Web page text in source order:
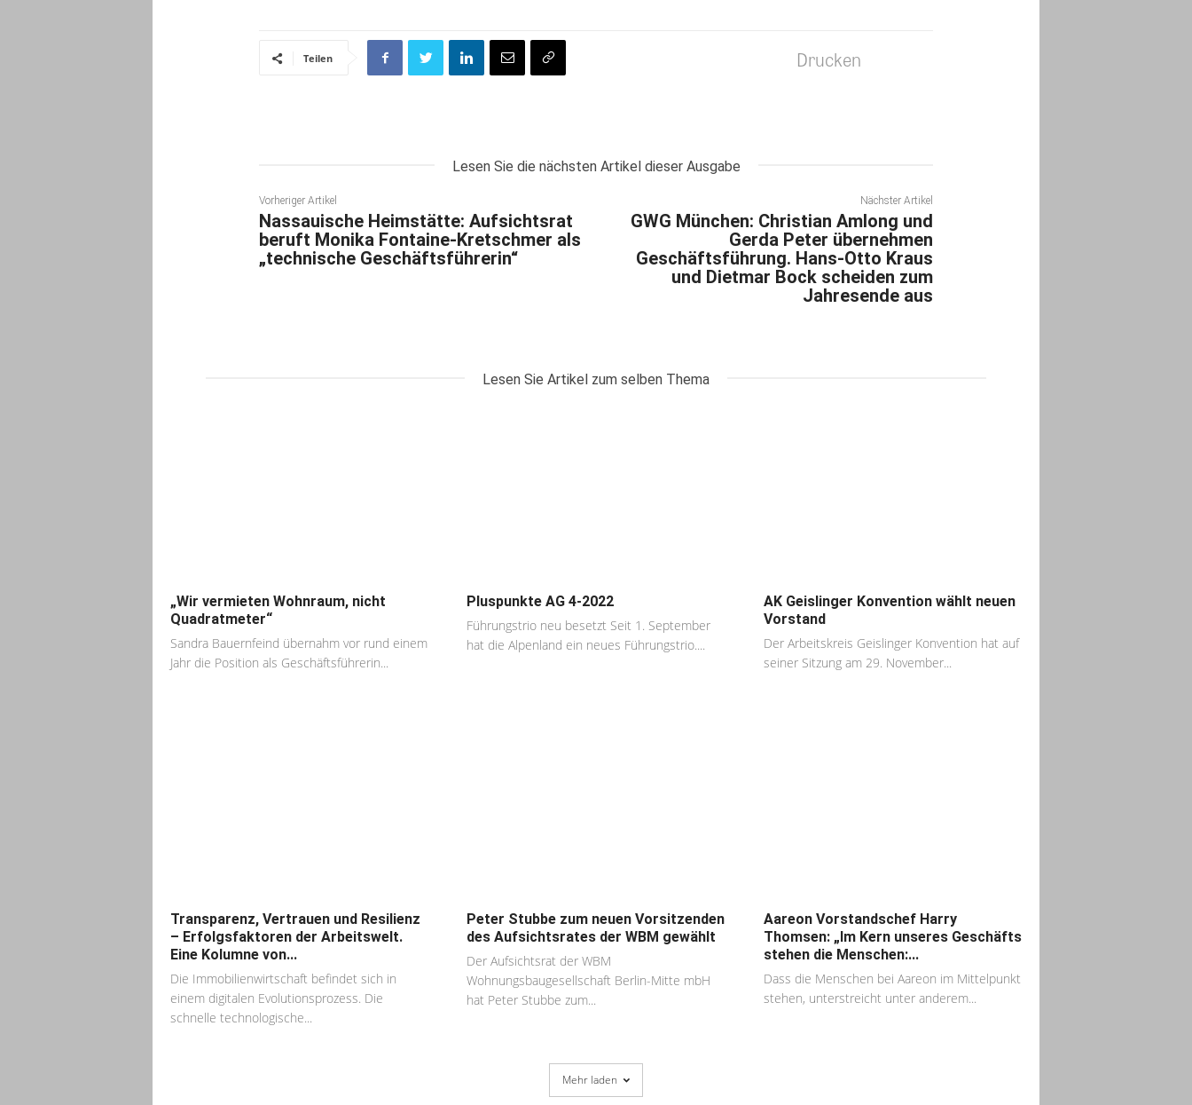
Teilen Drucken
Lesen Sie die nächsten Artikel dieser Ausgabe
Vorheriger Artikel
Nassauische Heimstätte: Aufsichtsrat
beruft Monika Fontaine-Kretschmer als
„technische Geschäftsführerin“
Nächster Artikel
GWG München: Christian Amlong und
Gerda Peter übernehmen
Geschäftsführung. Hans-Otto Kraus
und Dietmar Bock scheiden zum
Jahresende aus
Lesen Sie Artikel zum selben Thema
„Wir vermieten Wohnraum, nicht
Quadratmeter“
Sandra Bauernfeind übernahm vor rund einem
Jahr die Position als Geschäftsführerin...
Pluspunkte AG 4-2022
Führungstrio neu besetzt Seit 1. September
hat die Alpenland ein neues Führungstrio....
AK Geislinger Konvention wählt neuen
Vorstand
Der Arbeitskreis Geislinger Konvention hat auf
seiner Sitzung am 29. November...
Transparenz, Vertrauen und Resilienz
– Erfolgsfaktoren der Arbeitswelt.
Eine Kolumne von...
Die Immobilienwirtschaft befindet sich in
einem digitalen Evolutionsprozess. Die
schnelle technologische...
Peter Stubbe zum neuen Vorsitzenden
des Aufsichtsrates der WBM gewählt
Der Aufsichtsrat der WBM
Wohnungsbaugesellschaft Berlin-Mitte mbH
hat Peter Stubbe zum...
Aareon Vorstandschef Harry
Thomsen: „Im Kern unseres Geschäfts
stehen die Menschen:...
Dass die Menschen bei Aareon im Mittelpunkt
stehen, unterstreicht unter anderem...
Mehr laden